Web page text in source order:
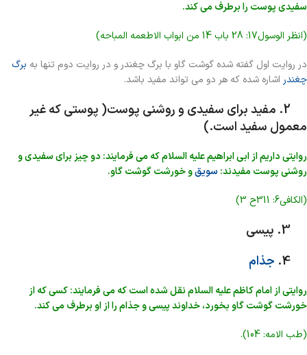
سفیدی پوست را برطرف می کند.
(انظر الوسول17: 28 باب 14 من ابواب الاطعمه المباحه)
در روایت اول گفته شده گوشت گاو با برگ چغندر و در روایت دوم تنها به برگ
چغندر اشاره شده که هر دو می تواند مفید باشد.
2. مفید برای سفیدی و روشنی پوست( پوستی که غیر
معمول سفید است.)
روایتی داریم از ابی ابراهیم علیه السلام که می فرمایند: دو چیز برای سفیدی و
روشنی پوست مفیدند: سویقو خورشت گوشت گاو.
(الکافی6: 311ح 3)
جذام
روایتی از امام کاظم علیه السلام نقل شده است که می فرمایند: کسی که از
خورشت گوشت گاو بخورد، خداوند پیسی و جذام را از او برطرف می کند.
(طب الامه: 104).